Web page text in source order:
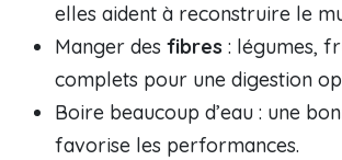
elles aident à reconstruire le
Manger des fibres : légumes,
complets pour une digestion
Boire beaucoup d’eau : une
favorise les performances.